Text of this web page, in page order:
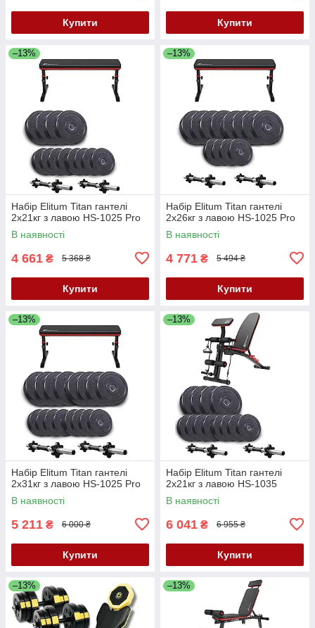
Купити Купити
–13%
Набір Elitum Titan гантелі
2х21кг з лавою HS-1025 Pro
В наявності
4 661 ₴ 5 368 ₴
Купити
–13%
Набір Elitum Titan гантелі
2х26кг з лавою HS-1025 Pro
В наявності
4 771 ₴ 5 494 ₴
Купити
–13%
Набір Elitum Titan гантелі
2х31кг з лавою HS-1025 Pro
В наявності
5 211 ₴ 6 000 ₴
Купити
–13%
Набір Elitum Titan гантелі
2х21кг з лавою HS-1035
В наявності
6 041 ₴ 6 955 ₴
Купити
–13% –13%